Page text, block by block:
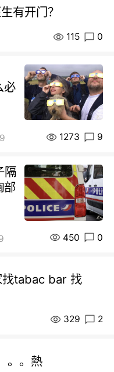
有开门？
115 0
必
1273 9
隔
部
450 0
tabac bar 找
329 2
。。熱